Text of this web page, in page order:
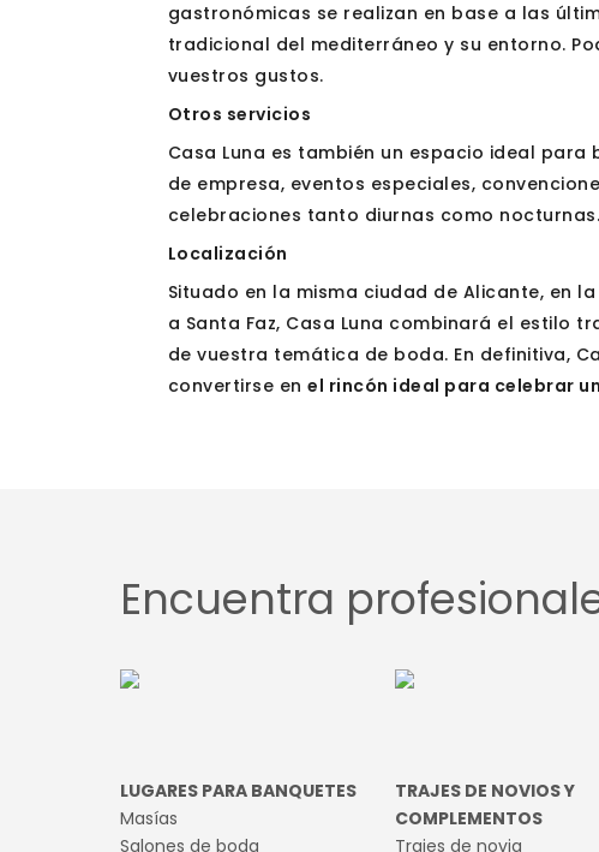
gastronómicas se realizan en base a las
tradicional del mediterráneo y su entorno.
vuestros gustos.
Otros servicios
Casa Luna es también un espacio ideal
de empresa, eventos especiales,
celebraciones tanto diurnas como nocturnas.
Localización
Situado en la misma ciudad de Alicante, en
a Santa Faz, Casa Luna combinará el estilo
de vuestra temática de boda. En definitiva,
convertirse en el rincón ideal para celebrar
Encuentra
LUGARES PARA BANQUETES
Masías
Salones de boda
TRAJES DE NOVIOS Y
COMPLEMENTOS
Trajes de novia